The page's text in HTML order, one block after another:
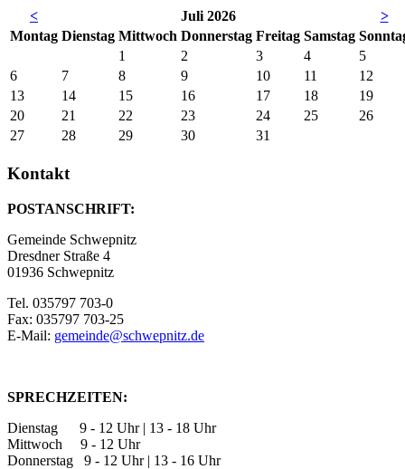
< Juli 2026
>
Montag Dienstag Mittwoch Donnerstag Freitag Samstag So
1
2 3 4
5
6
7 8 9 10 11
12
13
14 15 16 17 18
19
20
21 22 23 24 25
26
27
28 29 30 31
Kontakt
POSTANSCHRIFT:
Gemeinde Schwepnitz
Dresdner Straße 4
01936 Schwepnitz
Tel. 035797 703-0
Fax: 035797 703-25
E-Mail: gemeinde@schwepnitz.de
SPRECHZEITEN:
Dienstag 9 - 12 Uhr | 13 - 18 Uhr
Mittwoch 9 - 12 Uhr
Donnerstag 9 - 12 Uhr | 13 - 16 Uhr